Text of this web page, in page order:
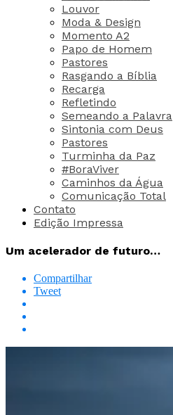
Louvor
Moda & Design
Momento A2
Papo de Homem
Pastores
Rasgando a Bíblia
Recarga
Refletindo
Semeando a Palavra
Sintonia com Deus
Pastores
Turminha da Paz
#BoraViver
Caminhos da Água
Comunicação Total
Contato
Edição Impressa
Um acelerador de futuro…
Compartilhar
Tweet